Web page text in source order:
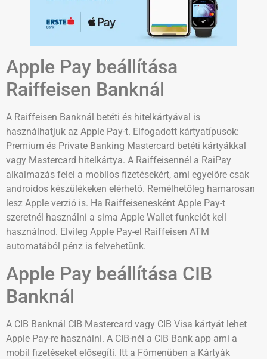
Apple Pay beállítása
Raiffeisen Banknál
A Raiffeisen Banknál betéti és hitelkártyával is
használhatjuk az Apple Pay-t. Elfogadott kártyatípusok:
Premium és Private Banking Mastercard betéti kártyákkal
vagy Mastercard hitelkártya. A Raiffeisennél a RaiPay
alkalmazás felel a mobilos fizetésekért, ami egyelőre csak
androidos készülékeken elérhető. Remélhetőleg hamarosan
lesz Apple verzió is. Ha Raiffeisenesként Apple Pay-t
szeretnél használni a sima Apple Wallet funkciót kell
használnod. Elvileg Apple Pay-el Raiffeisen ATM
automatából pénz is felvehetünk.
Apple Pay beállítása CIB
Banknál
A CIB Banknál CIB Mastercard vagy CIB Visa kártyát lehet
Apple Pay-re használni. A CIB-nél a CIB Bank app ami a
mobil fizetéseket elősegíti. Itt a Főmenüben a Kártyák